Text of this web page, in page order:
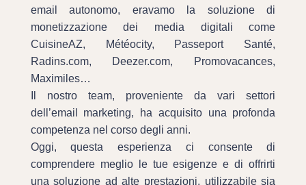
email autonomo, eravamo la soluzione di
monetizzazione dei media digitali come
CuisineAZ, Météocity, Passeport Santé,
Radins.com, Deezer.com, Promovacances,
Maximiles…
Il nostro team, proveniente da vari settori
dell’email marketing, ha acquisito una profonda
competenza nel corso degli anni.
Oggi, questa esperienza ci consente di
comprendere meglio le tue esigenze e di offrirti
una soluzione ad alte prestazioni, utilizzabile sia